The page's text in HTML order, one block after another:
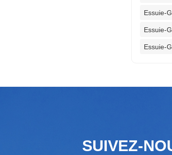
Essuie-
Essuie-
Essuie-
SUIVEZ-